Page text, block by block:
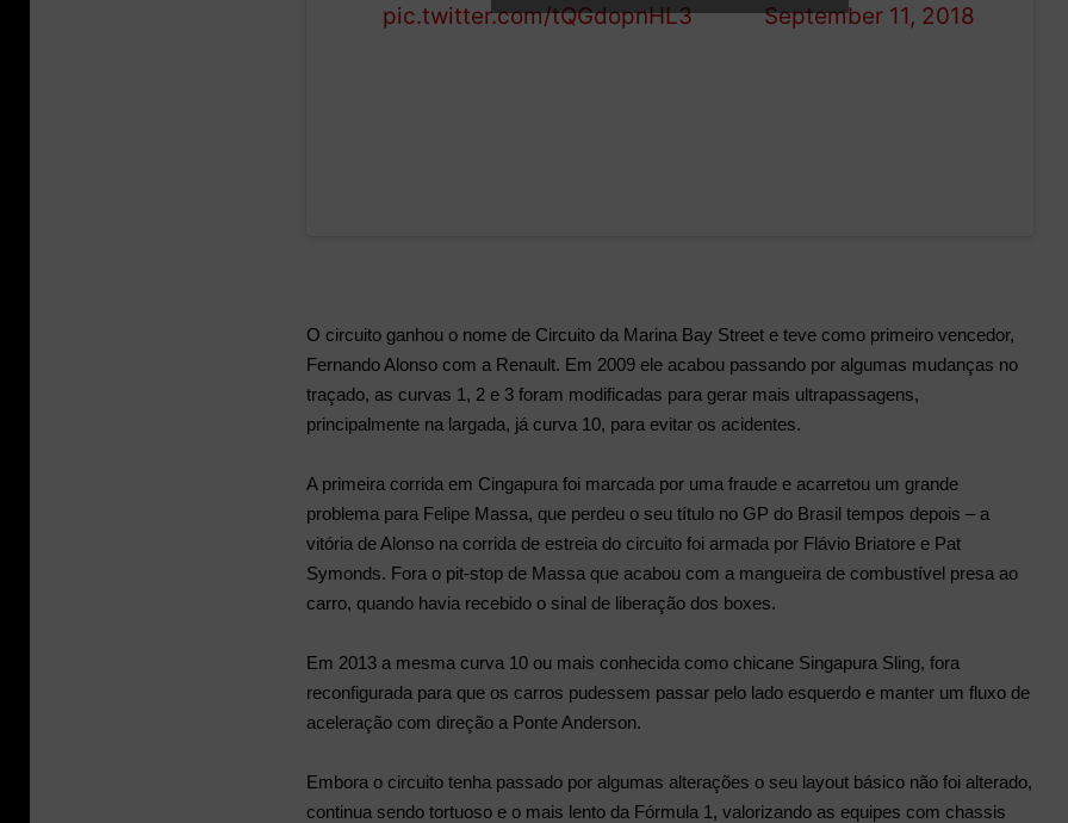
pic.twitter.com/tQGdopnHL3
September 11, 2018
O circuito ganhou o nome de Circuito da Marina Bay Street e teve como primeiro vencedor,
Fernando Alonso com a Renault. Em 2009 ele acabou passando por algumas mudanças no
traçado, as curvas 1, 2 e 3 foram modificadas para gerar mais ultrapassagens,
principalmente na largada, já curva 10, para evitar os acidentes.
A primeira corrida em Cingapura foi marcada por uma fraude e acarretou um grande
problema para Felipe Massa, que perdeu o seu título no GP do Brasil tempos depois – a
vitória de Alonso na corrida de estreia do circuito foi armada por Flávio Briatore e Pat
Symonds. Fora o pit-stop de Massa que acabou com a mangueira de combustível presa ao
carro, quando havia recebido o sinal de liberação dos boxes.
Em 2013 a mesma curva 10 ou mais conhecida como chicane Singapura Sling, fora
reconfigurada para que os carros pudessem passar pelo lado esquerdo e manter um fluxo de
aceleração com direção a Ponte Anderson.
Embora o circuito tenha passado por algumas alterações o seu layout básico não foi alterado,
continua sendo tortuoso e o mais lento da Fórmula 1, valorizando as equipes com chassis